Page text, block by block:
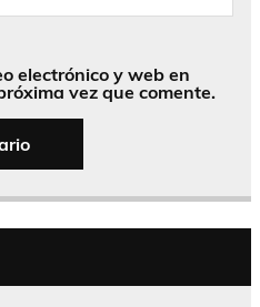
electrónico y web en
vez que comente.